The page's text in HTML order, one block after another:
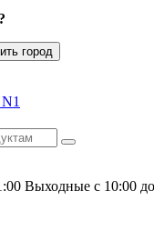
город
Выходные с 10:00